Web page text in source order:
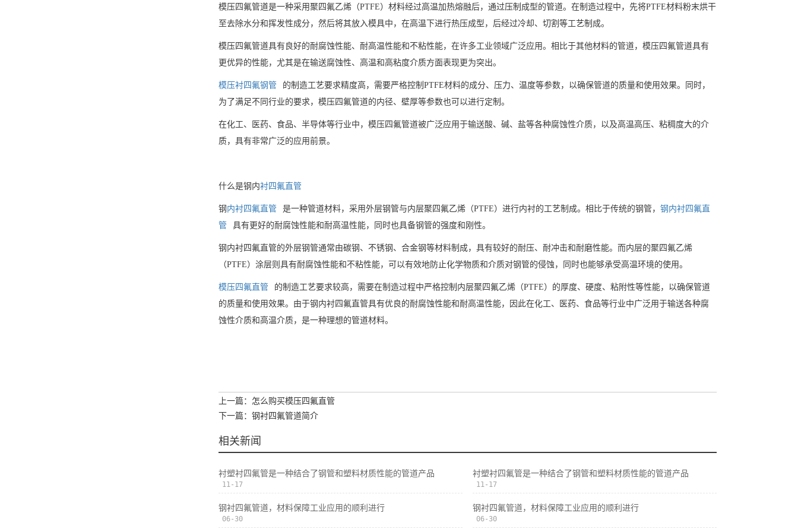
模压四氟管道是一种采用聚四氟乙烯（PTFE）材料经过高温加热熔融后，通过压制成型的管道。在制造过程中，先将PTFE材料粉末烘干
至去除水分和挥发性成分，然后将其放入模具中，在高温下进行热压成型，后经过冷却、切割等工艺制成。
模压四氟管道具有良好的耐腐蚀性能、耐高温性能和不粘性能，在许多工业领域广泛应用。相比于其他材料的管道，模压四氟管道具有
更优异的性能，尤其是在输送腐蚀性、高温和高粘度介质方面表现更为突出。
模压衬四氟钢管
的制造工艺要求精度高，需要严格控制PTFE材料的成分、压力、温度等参数，以确保管道的质量和使用效果。同时，
为了满足不同行业的要求，模压四氟管道的内径、壁厚等参数也可以进行定制。
在化工、医药、食品、半导体等行业中，模压四氟管道被广泛应用于输送酸、碱、盐等各种腐蚀性介质，以及高温高压、粘稠度大的介
质，具有非常广泛的应用前景。
什么是钢内衬四氟直管
钢 内衬四氟直管 是一种管道材料，采用外层钢管与内层聚四氟乙烯（PTFE）进行内衬的工艺制成。相比于传统的钢管， 钢内衬四氟直
管
具有更好的耐腐蚀性能和耐高温性能，同时也具备钢管的强度和刚性。
钢内衬四氟直管的外层钢管通常由碳钢、不锈钢、合金钢等材料制成，具有较好的耐压、耐冲击和耐磨性能。而内层的聚四氟乙烯
（PTFE）涂层则具有耐腐蚀性能和不粘性能，可以有效地防止化学物质和介质对钢管的侵蚀，同时也能够承受高温环境的使用。
模压四氟直管
的制造工艺要求较高，需要在制造过程中严格控制内层聚四氟乙烯（PTFE）的厚度、硬度、粘附性等性能，以确保管道
的质量和使用效果。由于钢内衬四氟直管具有优良的耐腐蚀性能和耐高温性能，因此在化工、医药、食品等行业中广泛用于输送各种腐
蚀性介质和高温介质，是一种理想的管道材料。
上一篇：怎么购买模压四氟直管
下一篇：钢衬四氟管道简介
相关新闻
衬塑衬四氟管是一种结合了钢管和塑料材质性能的管道产品
11-17
衬塑衬四氟管是一种结合了钢管和塑料材质性能的管道产品
11-17
钢衬四氟管道，材料保障工业应用的顺利进行
06-30
钢衬四氟管道，材料保障工业应用的顺利进行
06-30